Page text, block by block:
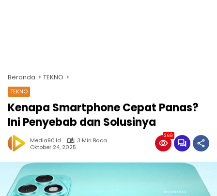
Beranda TEKNO
TEKNO
Kenapa Smartphone Cepat Panas?
Ini Penyebab dan Solusinya
Media90.id
3 Min Baca
Oktober 24, 2025
269